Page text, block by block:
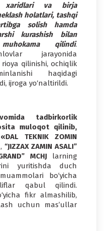
xaridlari va birja
holatlari, tashqi
solish hamda
kurashish bilan
qilindi.
jarayonida
qilinishi, ochiqlik
haqidagi
ijroga yo‘naltirildi.
tadbirkorlik
muloqot qilinib,
TEKNIK ZOMIN
“JIZZAX ZAMIN ASALI”
MCHJlarning
yuritishda duch
bo‘yicha
qabul qilindi.
fikr almashilib,
uchun mas’ullar